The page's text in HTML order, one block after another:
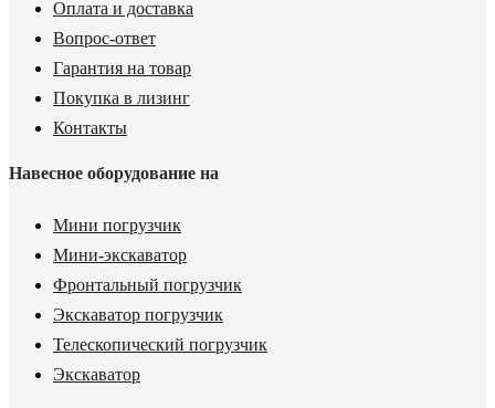
Оплата и доставка
Вопрос-ответ
Гарантия на товар
Покупка в лизинг
Контакты
Навесное оборудование на
Мини погрузчик
Мини-экскаватор
Фронтальный погрузчик
Экскаватор погрузчик
Телескопический погрузчик
Экскаватор